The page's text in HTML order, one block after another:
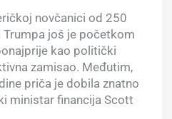
novčanici od 250
još je početkom
kao politički
zamisao. Međutim,
priča je dobila znatno
ministar financija Scott